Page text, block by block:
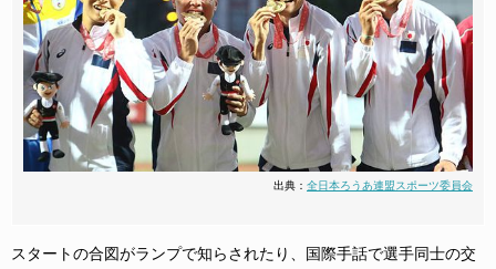
出典： 全日本ろうあ連盟スポーツ委員会
スタートの合図がランプで知らされたり、国際手話で選手同士の交